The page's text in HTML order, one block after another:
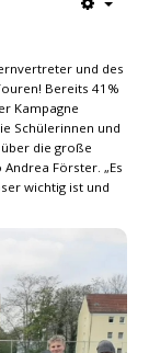
und des
Bereits 41%
Kampagne
Schülerinnen und
die große
Förster. „Es
wichtig ist und